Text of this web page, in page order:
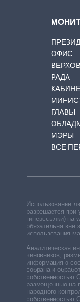
ОФИС
РАДА
ГЛАВЫ
МЭРЫ
ВСЕ
Использование
разрешается при
гиперссылки) на
обязательна вне
использования
Аналитическая
чиновников,
информация о
собрана и
собственностью
размещенные на
народного
собственностью